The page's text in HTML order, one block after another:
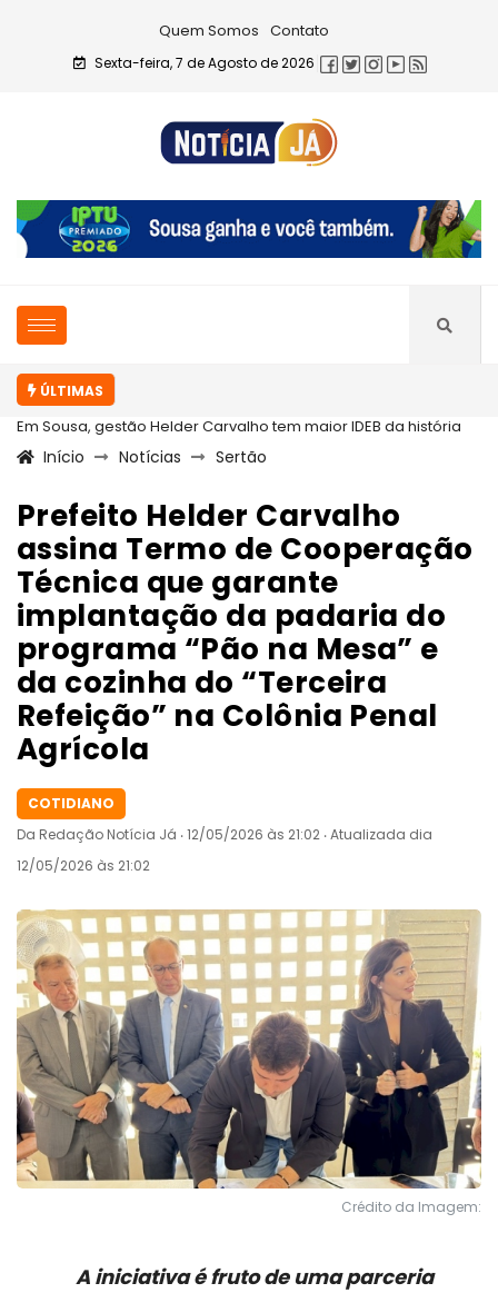
Quem Somos Contato
Sexta-feira, 7 de Agosto de 2026
ÚLTIMAS
Em Sousa, gestão Helder Carvalho tem maior IDEB da história
com...Início Notícias Sertão
Prefeito Helder Carvalho
assina Termo de Cooperação
Técnica que garante
implantação da padaria do
programa “Pão na Mesa” e
da cozinha do “Terceira
Refeição” na Colônia Penal
Agrícola
COTIDIANO
Da Redação Notícia Já ‧ 12/05/2026 às 21:02 ‧ Atualizada dia
12/05/2026 às 21:02
Crédito da Imagem:
A iniciativa é fruto de uma parceria